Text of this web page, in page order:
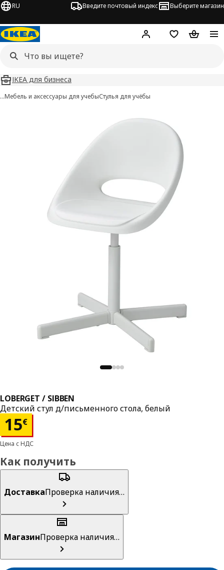
RU Введите почтовый индекс Выберите магазин
Hej! ВойтиСписокКорзина
IKEA для бизнеса
…Мебель и аксессуары для учебыСтулья для учёбы
LOBERGET / SIBBEN
Детский стул д/письменного стола, белый
15€
Цена 15€
Цена с НДС
Как получить
ДоставкаПроверка наличия…
МагазинПроверка наличия…